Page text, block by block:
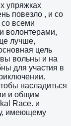
упряжках
повезло , и со
всеми
волонтерами,
лучше,
цель
вы вольны и на
для участия в
насладиться
и общим
Race. и
имеющему